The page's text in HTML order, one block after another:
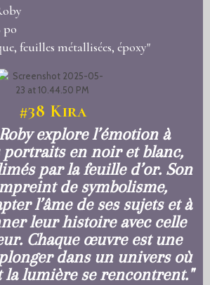
po
feuilles métallisées, époxy"
#38 Kira
explore l’émotion à
portraits en noir et blanc,
par la feuille d’or. Son
de symbolisme,
l’âme de ses sujets et à
leur histoire avec celle
Chaque œuvre est une
dans un univers où
la lumière se rencontrent."